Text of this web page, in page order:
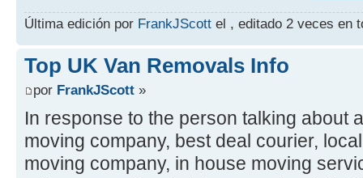
Última edición por FrankJScott el , editado 2 veces en
Top UK Van Removals Info
por FrankJScott »
In response to the person talking about
moving company, best deal courier,
moving company, in house moving